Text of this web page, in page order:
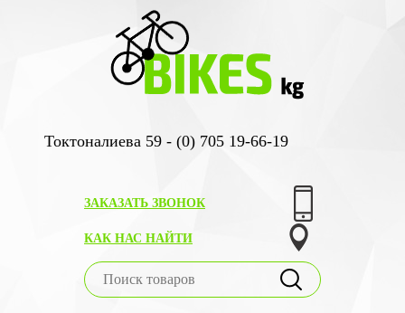
Токтоналиева 59 - (0) 705 19-66-19
ЗАКАЗАТЬ ЗВОНОК
КАК НАС НАЙТИ